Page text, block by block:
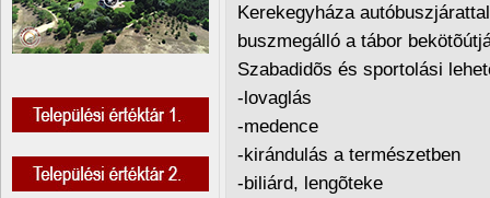
Kerekegyháza
buszmegálló a tábor
Szabadidõs és sportolási
-lovaglás
-medence
-kirándulás a természetben
-biliárd, lengõteke